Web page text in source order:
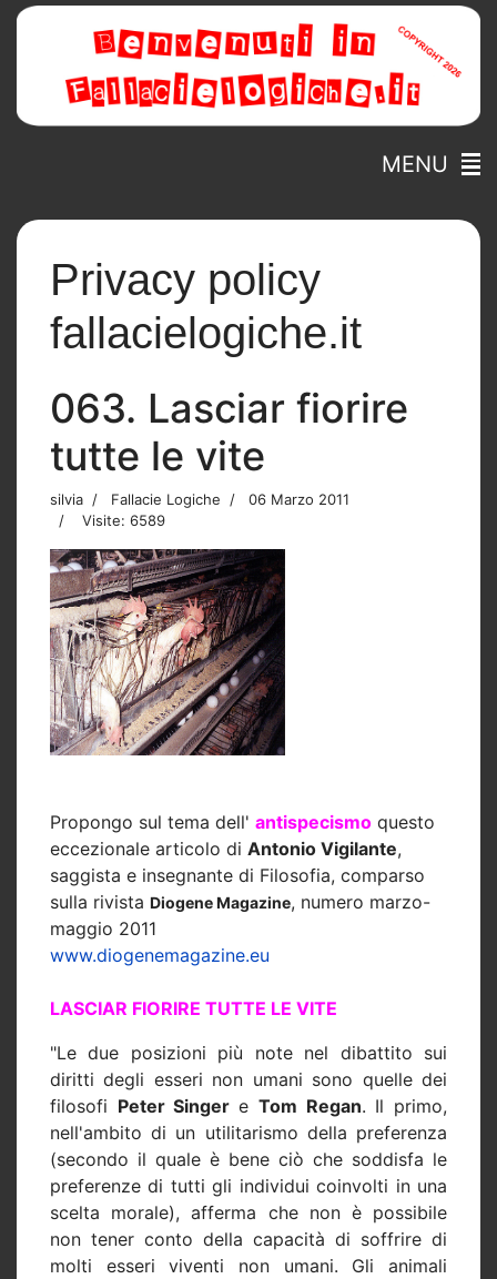
MENU
Privacy policy
fallacielogiche.it
063. Lasciar fiorire
tutte le vite
silvia Fallacie Logiche
06 Marzo 2011
Visite: 6589
Propongo sul tema dell' antispecismo questo
eccezionale articolo di Antonio Vigilante,
saggista e insegnante di Filosofia, comparso
sulla rivista Diogene Magazine, numero marzo-
maggio 2011
www.diogenemagazine.eu
LASCIAR FIORIRE TUTTE LE VITE
"Le due posizioni più note nel dibattito sui
diritti degli esseri non umani sono quelle dei
filosofi Peter Singere Tom Regan. Il primo,
nell'ambito di un utilitarismo della preferenza
(secondo il quale è bene ciò che soddisfa le
preferenze di tutti gli individui coinvolti in una
scelta morale), afferma che non è possibile
non tener conto della capacità di soffrire di
molti esseri viventi non umani. Gli animali